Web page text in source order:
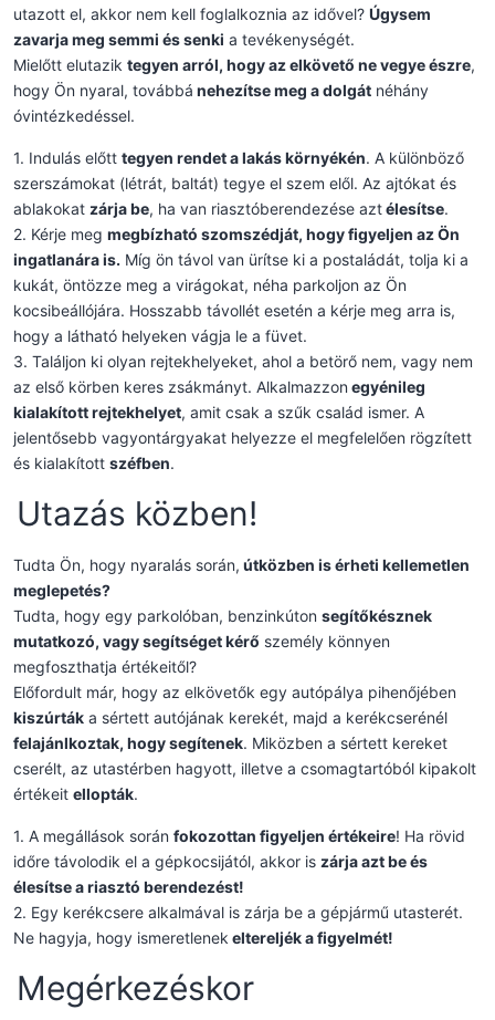
utazott el, akkor nem kell foglalkoznia az idővel? Úgysem
zavarja meg semmi és senki a tevékenységét.
Mielőtt elutazik tegyen arról, hogy az elkövető ne vegye észre,
hogy Ön nyaral, továbbá nehezítse meg a dolgát néhány
óvintézkedéssel.
1. Indulás előtt tegyen rendet a lakás környékén. A különböző
szerszámokat (létrát, baltát) tegye el szem elől. Az ajtókat és
ablakokat zárja be, ha van riasztóberendezése aztélesítse.
2. Kérje meg megbízható szomszédját, hogy figyeljen az Ön
ingatlanára is. Míg ön távol van ürítse ki a postaládát, tolja ki a
kukát, öntözze meg a virágokat, néha parkoljon az Ön
kocsibeállójára. Hosszabb távollét esetén a kérje meg arra is,
hogy a látható helyeken vágja le a füvet.
3. Találjon ki olyan rejtekhelyeket, ahol a betörő nem, vagy nem
az első körben keres zsákmányt. Alkalmazzon egyénileg
kialakított rejtekhelyet, amit csak a szűk család ismer. A
jelentősebb vagyontárgyakat helyezze el megfelelően rögzített
és kialakított széfben.
Utazás közben!
Tudta Ön, hogy nyaralás során, útközben is érheti kellemetlen
meglepetés?
Tudta, hogy egy parkolóban, benzinkúton segítőkésznek
mutatkozó, vagy segítséget kérő személy könnyen
megfoszthatja értékeitől?
Előfordult már, hogy az elkövetők egy autópálya pihenőjében
kiszúrták a sértett autójának kerekét, majd a kerékcserénél
felajánlkoztak, hogy segítenek. Miközben a sértett kereket
cserélt, az utastérben hagyott, illetve a csomagtartóból kipakolt
értékeit ellopták.
1. A megállások során fokozottan figyeljen értékeire! Ha rövid
időre távolodik el a gépkocsijától, akkor is zárja azt be és
élesítse a riasztó berendezést!
2. Egy kerékcsere alkalmával is zárja be a gépjármű utasterét.
Ne hagyja, hogy ismeretlenek eltereljék a figyelmét!
Megérkezéskor